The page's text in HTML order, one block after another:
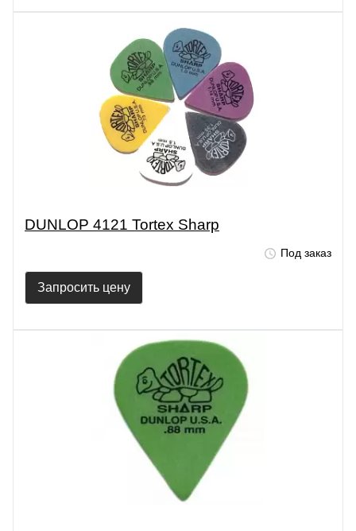
DUNLOP 4121 Tortex Sharp
Под заказ
Запросить цену